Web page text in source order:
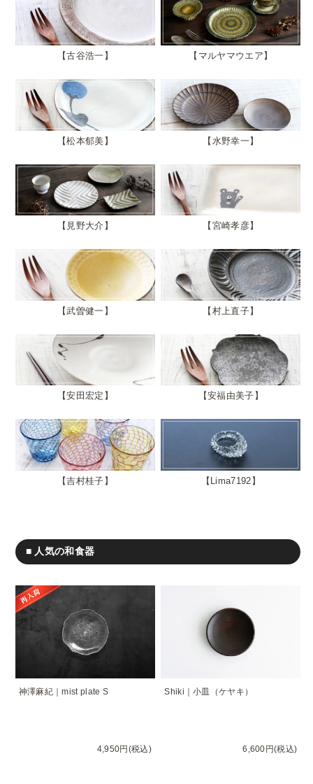
古谷浩一 マルヤマウエア
松本郁美 水野幸一
見野大介 宮崎孝彦
武曽健一 村上直子
安田宏定 安福由美子
吉村桂子 Lima7192
■ 人気の和食器
神澤麻紀｜mist plate S
4,950円(税込)
Shiki｜小皿（ケヤキ）
6,600円(税込)